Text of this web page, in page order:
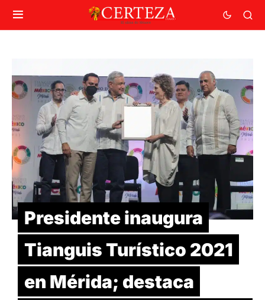
Presidente inaugura
Tianguis Turístico 2021
en Mérida; destaca